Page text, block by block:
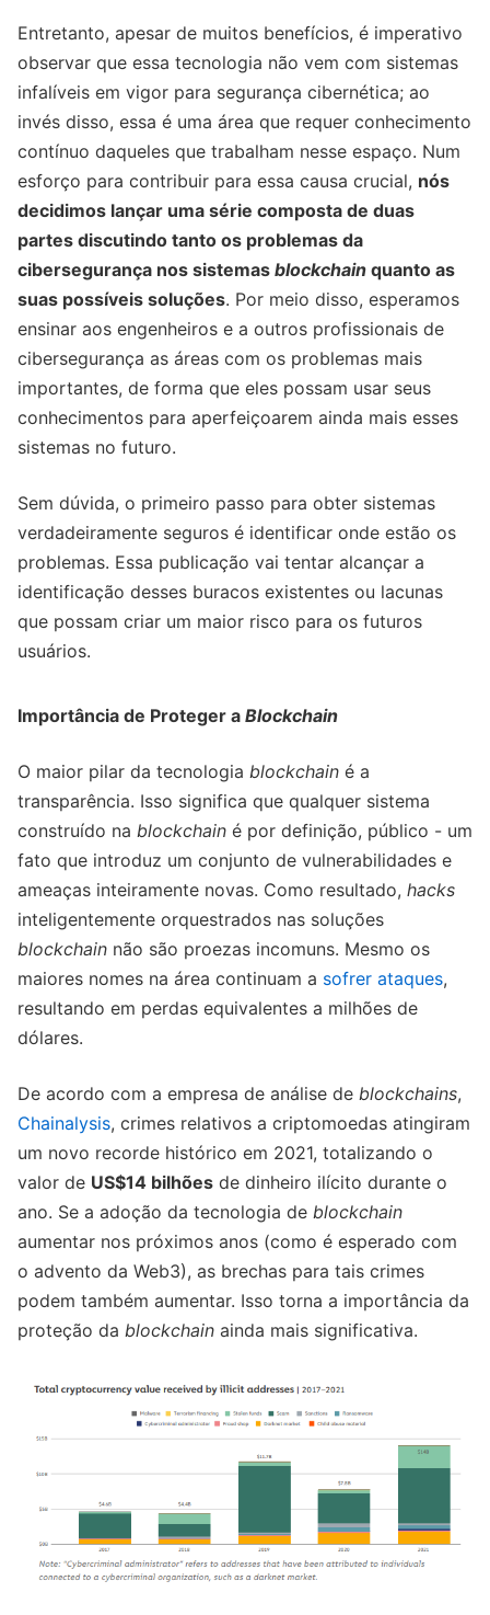
Entretanto, apesar de muitos benefícios, é imperativo
observar que essa tecnologia não vem com sistemas
infalíveis em vigor para segurança cibernética; ao
invés disso, essa é uma área que requer conhecimento
contínuo daqueles que trabalham nesse espaço. Num
esforço para contribuir para essa causa crucial, nós
decidimos lançar uma série composta de duas
partes discutindo tanto os problemas da
cibersegurança nos sistemas blockchain quanto as
suas possíveis soluções. Por meio disso, esperamos
ensinar aos engenheiros e a outros profissionais de
cibersegurança as áreas com os problemas mais
importantes, de forma que eles possam usar seus
conhecimentos para aperfeiçoarem ainda mais esses
sistemas no futuro.
Sem dúvida, o primeiro passo para obter sistemas
verdadeiramente seguros é identificar onde estão os
problemas. Essa publicação vai tentar alcançar a
identificação desses buracos existentes ou lacunas
que possam criar um maior risco para os futuros
usuários.
Importância de Proteger a Blockchain
O maior pilar da tecnologia blockchain é a
transparência. Isso significa que qualquer sistema
construído na blockchain é por definição, público - um
fato que introduz um conjunto de vulnerabilidades e
ameaças inteiramente novas. Como resultado, hacks
inteligentemente orquestrados nas soluções
blockchain não são proezas incomuns. Mesmo os
maiores nomes na área continuam a sofrer ataques,
resultando em perdas equivalentes a milhões de
dólares.
De acordo com a empresa de análise de blockchains,
Chainalysis, crimes relativos a criptomoedas atingiram
um novo recorde histórico em 2021, totalizando o
valor de US$14 bilhões de dinheiro ilícito durante o
ano. Se a adoção da tecnologia de blockchain
aumentar nos próximos anos (como é esperado com
o advento da Web3), as brechas para tais crimes
podem também aumentar. Isso torna a importância da
proteção da blockchain ainda mais significativa.